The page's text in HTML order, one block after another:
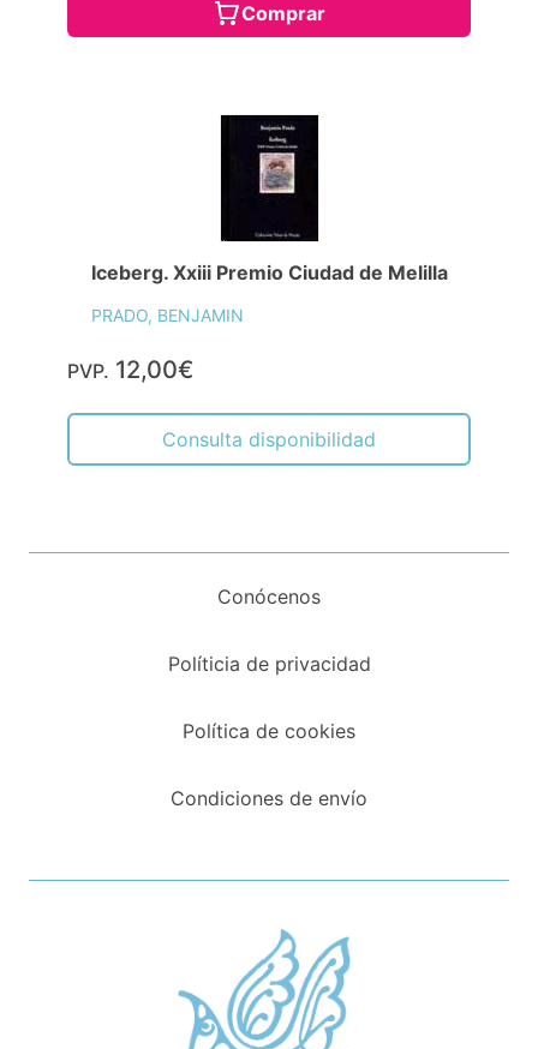
Comprar
Iceberg. Xxiii Premio Ciudad de Melilla
PRADO, BENJAMIN
PVP. 12,00€
Consulta disponibilidad
Conócenos
Políticia de privacidad
Política de cookies
Condiciones de envío